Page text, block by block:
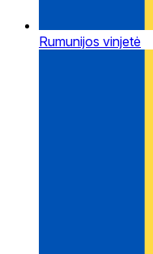
Rumunijos vinjetė